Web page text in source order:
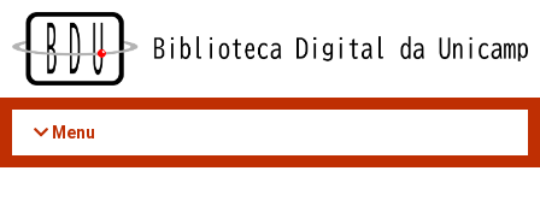
Acessar
conteúdo
Menu